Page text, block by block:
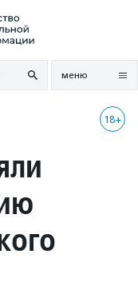
меню
18+